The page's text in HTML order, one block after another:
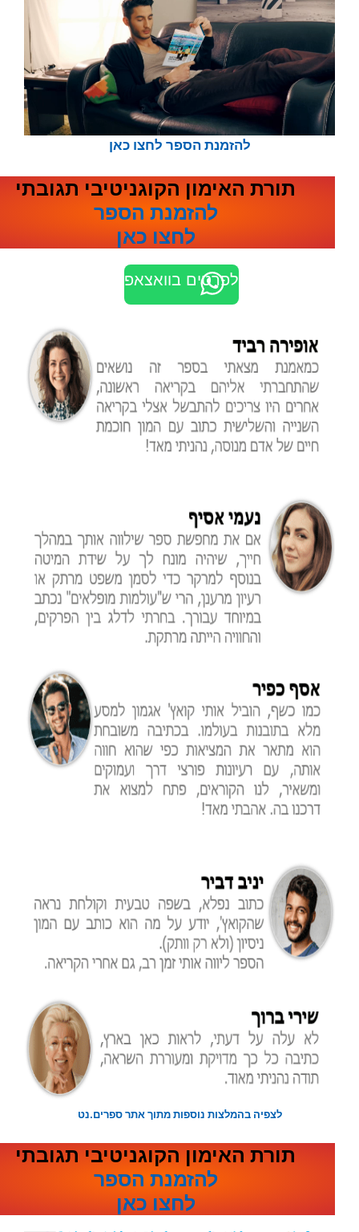
להזמנת הספר לחצו כאן
תורת האימון הקוגניטיבי תגובתי
להזמנת הספר
לחצו כאן
לפרטים בוואצאפ
לצפיה בהמלצות נוספות מתוך אתר ספרים.נט
תורת האימון הקוגניטיבי תגובתי
להזמנת הספר
לחצו כאן